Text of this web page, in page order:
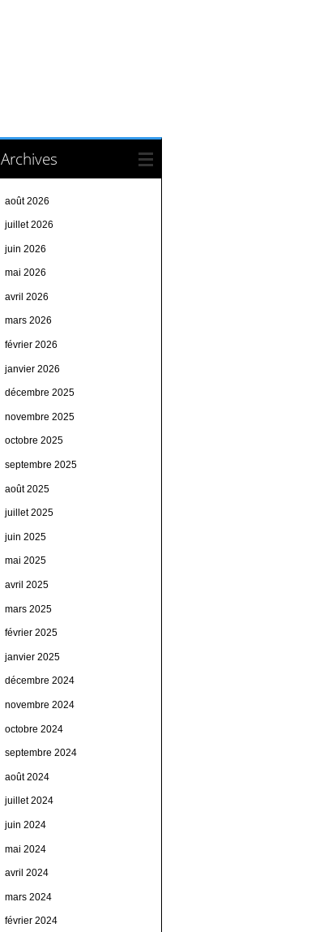
Archives
août 2026
juillet 2026
juin 2026
mai 2026
avril 2026
mars 2026
février 2026
janvier 2026
décembre 2025
novembre 2025
octobre 2025
septembre 2025
août 2025
juillet 2025
juin 2025
mai 2025
avril 2025
mars 2025
février 2025
janvier 2025
décembre 2024
novembre 2024
octobre 2024
septembre 2024
août 2024
juillet 2024
juin 2024
mai 2024
avril 2024
mars 2024
février 2024